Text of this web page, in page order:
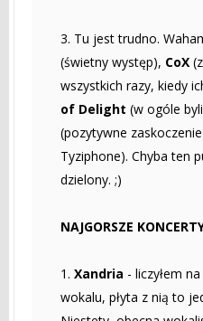
3. Tu jest trudno.
(świetny występ), CoX
wszystkich razy, kiedy
of Delight (w ogóle
(pozytywne
Tyziphone). Chyba ten
dzielony. ;)
NAJGORSZE
1. Xandria - liczyłem
wokalu, płyta z nią to